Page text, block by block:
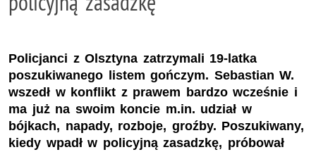
Policjanci z Olsztyna zatrzymali 19-latka
poszukiwanego listem gończym. Sebastian W.
wszedł w konflikt z prawem bardzo wcześnie i
ma już na swoim koncie m.in. udział w
bójkach, napady, rozboje, groźby. Poszukiwany,
kiedy wpadł w policyjną zasadzkę, próbował